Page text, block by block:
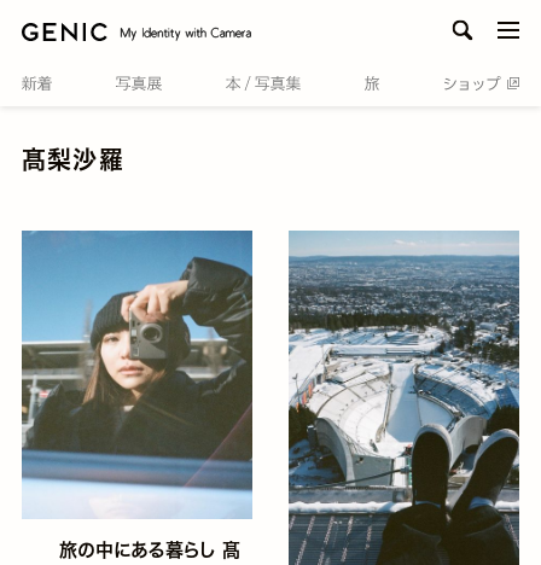
髙梨沙羅
旅の中にある暮らし 髙